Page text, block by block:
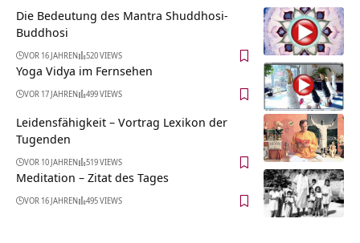
Die Bedeutung des Mantra Shuddhosi-
Buddhosi
VOR 16 JAHREN 520 VIEWS
Yoga Vidya im Fernsehen
VOR 17 JAHREN 499 VIEWS
Leidensfähigkeit – Vortrag Lexikon der
Tugenden
VOR 10 JAHREN 519 VIEWS
Meditation – Zitat des Tages
VOR 16 JAHREN 495 VIEWS